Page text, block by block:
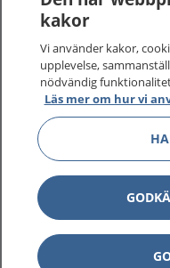
1177 på flera språk
Om 1177
Behandling av
kakor
Vi använder kakor,
upplevelse,
nödvändig
Läs mer om hur vi